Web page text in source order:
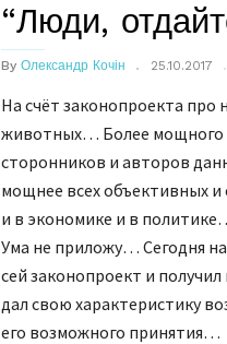
“Люди,
By Олександр Кочін 25.10.2017
На счёт законопроекта
животных… Более мощного
сторонников и авторов
мощнее всех объективных
и в экономике и в
Ума не приложу… Сегодня
сей законопроект и
дал свою характеристику
его возможного принятия…